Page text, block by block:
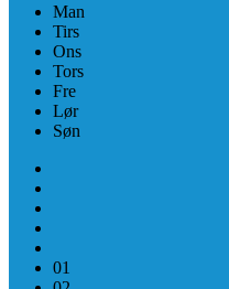
Man
Tirs
Ons
Tors
Fre
Lør
Søn
01